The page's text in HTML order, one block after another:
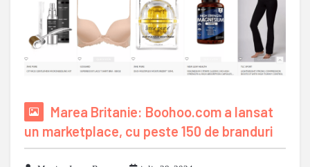
Marea Britanie: Boohoo.com a lansat
un marketplace, cu peste 150 de branduri